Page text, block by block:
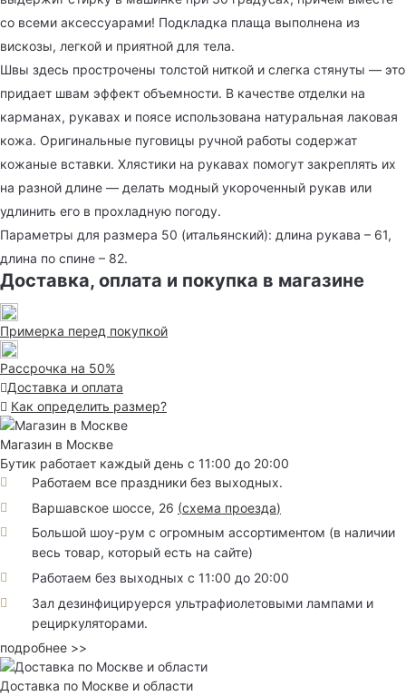
со всеми аксессуарами! Подкладка плаща выполнена из
вискозы, легкой и приятной для тела.
Швы здесь прострочены толстой ниткой и слегка стянуты — это
придает швам эффект объемности. В качестве отделки на
карманах, рукавах и поясе использована натуральная лаковая
кожа. Оригинальные пуговицы ручной работы содержат
кожаные вставки. Хлястики на рукавах помогут закреплять их
на разной длине — делать модный укороченный рукав или
удлинить его в прохладную погоду.
Параметры для размера 50 (итальянский): длина рукава – 61,
длина по спине – 82.
Доставка, оплата и покупка в магазине
Примерка перед покупкой
Рассрочка на 50%
Доставка и оплата
Как определить размер?
Магазин в Москве
Бутик работает каждый день с 11:00 до 20:00
Работаем все праздники без выходных.
Варшавское шоссе, 26 (схема проезда)
Большой шоу-рум с огромным ассортиментом (в наличии
весь товар, который есть на сайте)
Работаем без выходных с 11:00 до 20:00
Зал дезинфицируерся ультрафиолетовыми лампами и
рециркуляторами.
подробнее >>
Доставка по Москве и области